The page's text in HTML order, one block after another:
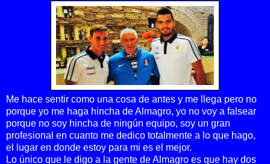
Me hace sentir como una cosa de antes y me llega pero no
porque yo me haga hincha de Almagro, yo no voy a falsear
porque no soy hincha de ningún equipo, soy un gran
profesional en cuanto me dedico totalmente a lo que hago,
el lugar en donde estoy para mi es el mejor.
Lo único que le digo a la gente de Almagro es que hay dos